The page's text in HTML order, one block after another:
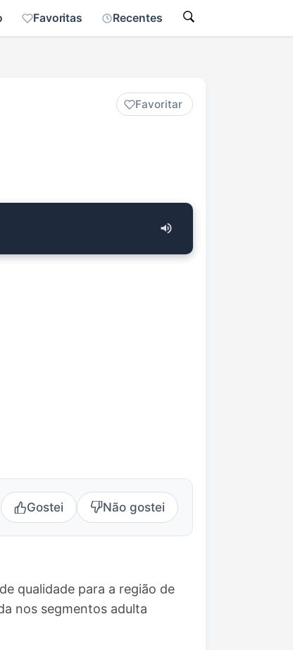
Favoritas Recentes
Favoritar
Gostei Não gostei
qualidade para a região de
nos segmentos adulta